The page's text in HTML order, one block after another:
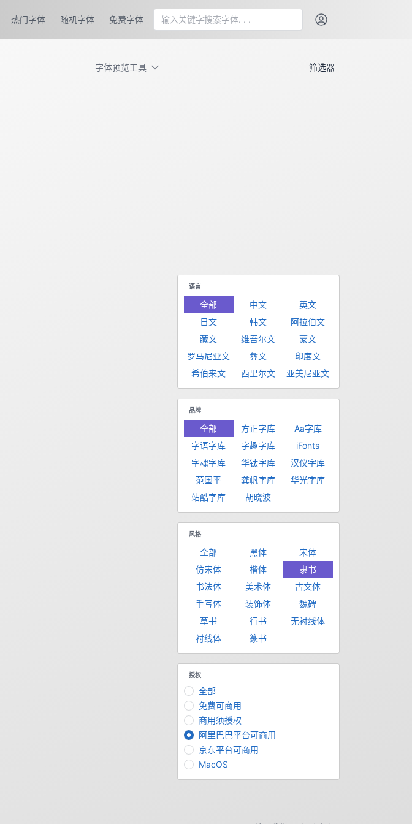
热门字体 随机字体 免费字体
字体预览工具 筛选器
语言
全部 中文
英文
日文
韩文
阿拉伯文
藏文
维吾尔文
蒙文
罗马尼亚文
彝文
印度文
希伯来文
西里尔文 亚美尼亚文
品牌
全部 方正字库
Aa字库
字语字库
字趣字库
iFonts
字魂字库
华钛字库
汉仪字库
范国平
龚帆字库
华光字库
站酷字库
胡晓波
风格
全部 黑体
宋体
仿宋体
楷体
隶书
书法体
美术体
古文体
手写体
装饰体
魏碑
草书
行书
无衬线体
衬线体
篆书
授权
全部
免费可商用
商用须授权
阿里巴巴平台可商用
京东平台可商用
MacOS